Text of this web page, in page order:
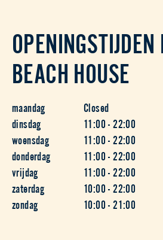
BEACH HOUSE
maandag
Closed
dinsdag
11:00 - 22:00
woensdag
11:00 - 22:00
donderdag
11:00 - 22:00
vrijdag
11:00 - 22:00
zaterdag
10:00 - 22:00
zondag
10:00 - 21:00